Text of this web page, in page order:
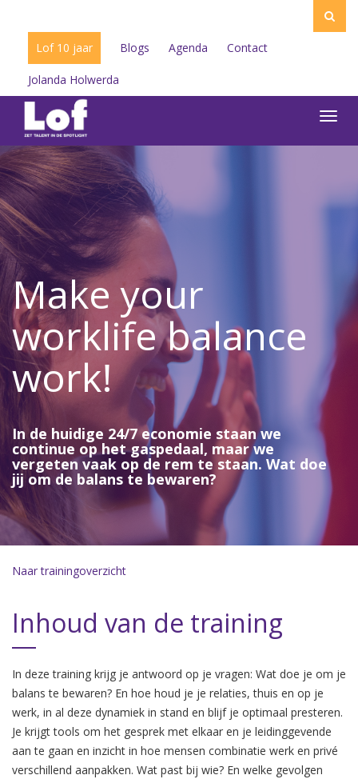
Lof 10 jaar Blogs Agenda Contact
Jolanda Holwerda
Make your
worklife balance
work!
In de huidige 24/7 economie staan we
continue op het gaspedaal, maar we
vergeten vaak op de rem te staan. Wat doe
jij om de balans te bewaren?
Naar trainingoverzicht
Inhoud van de training
In deze training krijg je antwoord op je vragen: Wat doe je om je
balans te bewaren? En hoe houd je je relaties, thuis en op je
werk, in al deze dynamiek in stand en blijf je optimaal presteren.
Je krijgt tools om het gesprek met elkaar en je leidinggevende
aan te gaan en inzicht in hoe mensen combinatie werk en privé
verschillend aanpakken. Wat past bij wie? En welke gevolgen